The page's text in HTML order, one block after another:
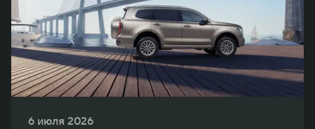
WEY 80
Масштаб возможностей
от 6 449 000 ₽
WEY 80 Лаундж
Масштаб возможностей
от 8 099 000 ₽
6 июля 2026